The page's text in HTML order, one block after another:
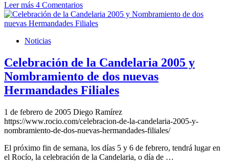
Leer más 4 Comentarios
Noticias
Celebración de la Candelaria 2005 y
Nombramiento de dos nuevas
Hermandades Filiales
1 de febrero de 2005 Diego Ramírez
https://www.rocio.com/celebracion-de-la-candelaria-2005-y-
nombramiento-de-dos-nuevas-hermandades-filiales/
El próximo fin de semana, los días 5 y 6 de febrero, tendrá lugar en
el Rocío, la celebración de la Candelaria, o día de …